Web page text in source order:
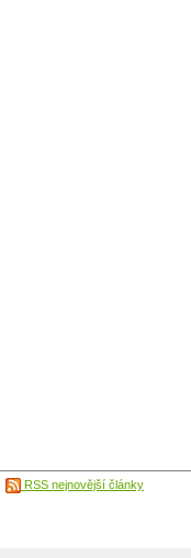
RSS nejnovější články